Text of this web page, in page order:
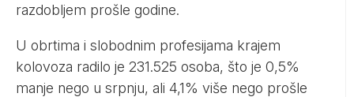
razdobljem prošle godine.
U obrtima i slobodnim profesijama krajem
kolovoza radilo je 231.525 osoba, što je 0,5%
manje nego u srpnju, ali 4,1% više nego prošle